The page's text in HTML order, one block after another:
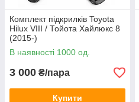
Комплект підкрилків Toyota
Hilux VIII / Тойота Хайлюкс 8
(2015-)
В наявності 1000 од.
3 000 ₴/пара
Купити